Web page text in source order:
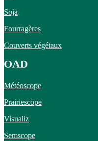
Soja
Fourragères
Couverts végétaux
OAD
Météoscope
Prairiescope
Visualiz
Semscope